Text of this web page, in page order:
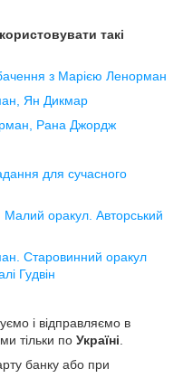
такі
з Марією Ленорман
Ян Дикмар
Рана Джордж
для сучасного
Малий оракул. Авторський
Старовинний оракул
Гудвін
і відправляємо в
тільки по Україні
банку або при